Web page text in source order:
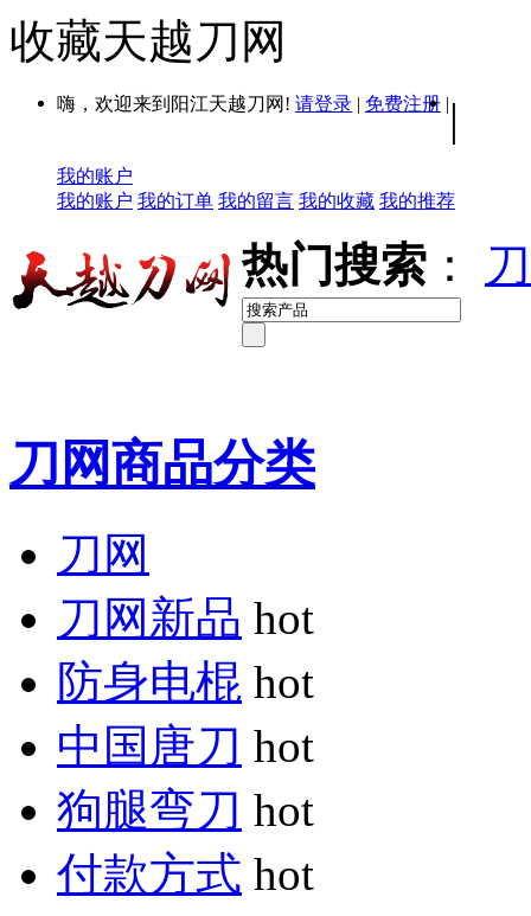
收藏天越刀网
嗨，欢迎来到阳江天越刀网! 请登录 | 免费注册 | |
我的账户
我的账户 我的订单 我的留言 我的收藏 我的推荐
热门搜索 ：
刀网商品分类
刀网
刀网新品 hot
防身电棍 hot
中国唐刀 hot
狗腿弯刀 hot
付款方式 hot